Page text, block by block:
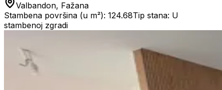
Valbandon, Fažana
Stambena površina (u m²): 124.68Tip stana: U
stambenoj zgradi